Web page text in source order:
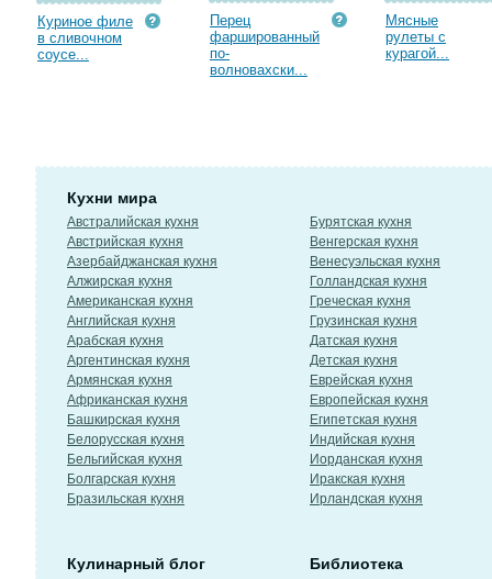
Куриное филе
в сливочном
соусе...
Перец
фаршированный
по-
волновахски...
Мясные
рулеты с
курагой...
Кухни мира
Австралийская кухня
Австрийская кухня
Азербайджанская кухня
Алжирская кухня
Американская кухня
Английская кухня
Арабская кухня
Аргентинская кухня
Армянская кухня
Африканская кухня
Башкирская кухня
Белорусская кухня
Бельгийская кухня
Болгарская кухня
Бразильская кухня
Бурятская кухня
Венгерская кухня
Венесуэльская кухня
Голландская кухня
Греческая кухня
Грузинская кухня
Датская кухня
Детская кухня
Еврейская кухня
Европейская кухня
Египетская кухня
Индийская кухня
Иорданская кухня
Иракская кухня
Ирландская кухня
Кулинарный блог Библиотека